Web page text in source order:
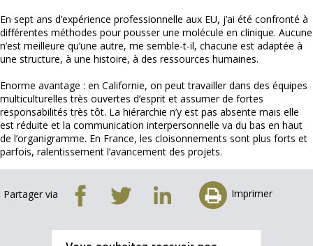
En sept ans d’expérience professionnelle aux EU, j’ai été confronté à
différentes méthodes pour pousser une molécule en clinique. Aucune
n’est meilleure qu’une autre, me semble-t-il, chacune est adaptée à
une structure, à une histoire, à des ressources humaines.
Enorme avantage : en Californie, on peut travailler dans des équipes
multiculturelles très ouvertes d’esprit et assumer de fortes
responsabilités très tôt. La hiérarchie n’y est pas absente mais elle
est réduite et la communication interpersonnelle va du bas en haut
de l’organigramme. En France, les cloisonnements sont plus forts et
parfois, ralentissement l’avancement des projets.
Partager via Imprimer